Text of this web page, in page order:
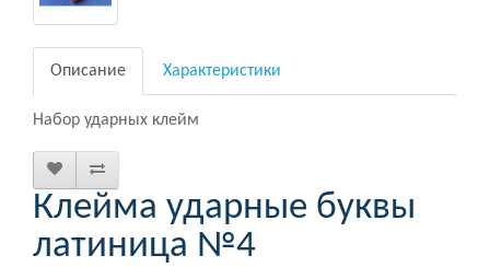
Описание Характеристики
Набор ударных клейм
Клейма ударные буквы
латиница №4